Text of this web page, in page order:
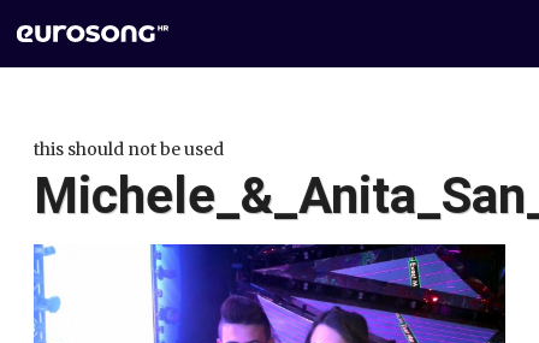
this should not be used